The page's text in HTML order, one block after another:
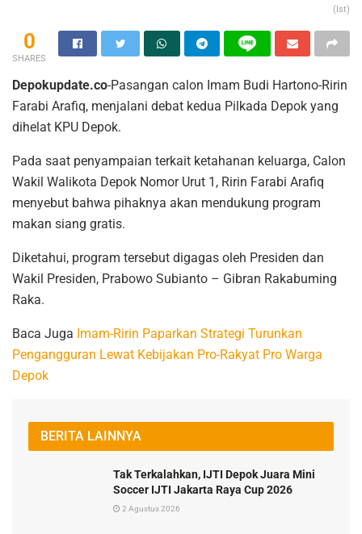
(Ist)
0
SHARES
Depokupdate.co-Pasangan calon Imam Budi Hartono-Ririn
Farabi Arafiq, menjalani debat kedua Pilkada Depok yang
dihelat KPU Depok.
Pada saat penyampaian terkait ketahanan keluarga, Calon
Wakil Walikota Depok Nomor Urut 1, Ririn Farabi Arafiq
menyebut bahwa pihaknya akan mendukung program
makan siang gratis.
Diketahui, program tersebut digagas oleh Presiden dan
Wakil Presiden, Prabowo Subianto – Gibran Rakabuming
Raka.
Baca Juga Imam-Ririn Paparkan Strategi Turunkan
Pengangguran Lewat Kebijakan Pro-Rakyat Pro Warga
Depok
BERITA LAINNYA
Tak Terkalahkan, IJTI Depok Juara Mini
Soccer IJTI Jakarta Raya Cup 2026
2 Agustus 2026